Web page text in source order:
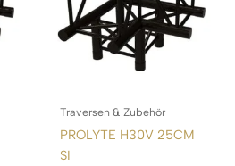
Traversen & Zubehör
PROLYTE H30V 25CM
SI